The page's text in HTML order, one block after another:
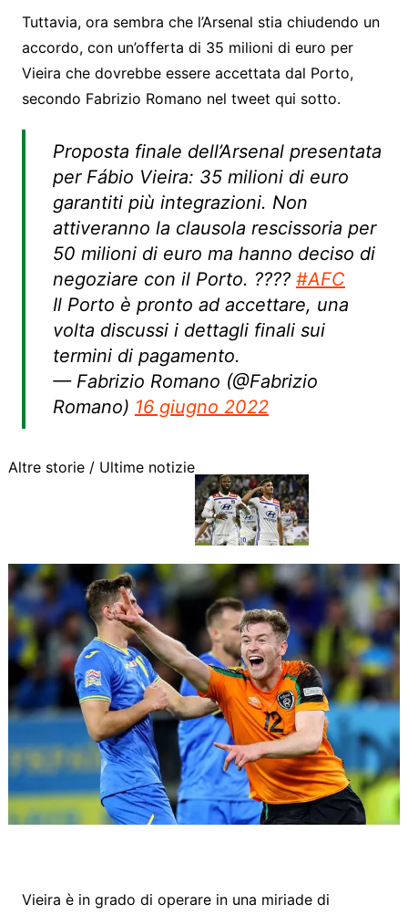
Tuttavia, ora sembra che l’Arsenal stia chiudendo un
accordo, con un’offerta di 35 milioni di euro per
Vieira che dovrebbe essere accettata dal Porto,
secondo Fabrizio Romano nel tweet qui sotto.
Proposta finale dell’Arsenal presentata
per Fábio Vieira: 35 milioni di euro
garantiti più integrazioni. Non
attiveranno la clausola rescissoria per
50 milioni di euro ma hanno deciso di
negoziare con il Porto. ???? #AFC
Il Porto è pronto ad accettare, una
volta discussi i dettagli finali sui
termini di pagamento.
— Fabrizio Romano (@Fabrizio
Romano) 16 giugno 2022
Altre storie / Ultime notizie
Vieira è in grado di operare in una miriade di